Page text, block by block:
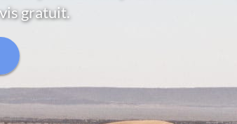
gratuit.